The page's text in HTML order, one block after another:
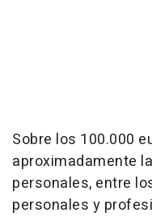
Sobre los 100.000
aproximadamente
personales, entre
personales y